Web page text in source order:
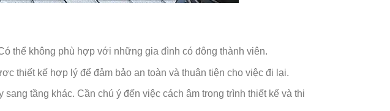
thể không phù hợp với những gia đình có đông thành viên.
thiết kế hợp lý để đảm bảo an toàn và thuận tiện cho việc đi lại.
tầng khác. Cần chú ý đến việc cách âm trong trình thiết kế và thi